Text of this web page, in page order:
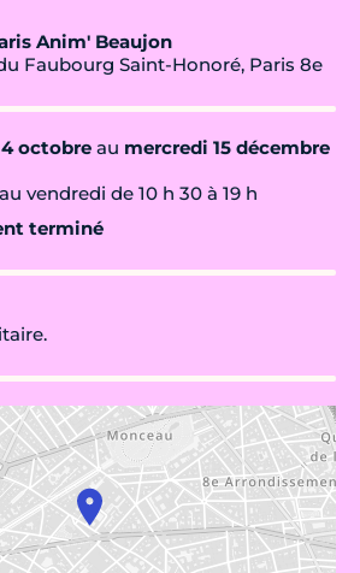
Anim' Beaujon
Faubourg Saint-Honoré, Paris 8e
octobre au mercredi 15 décembre
vendredi de 10 h 30 à 19 h
terminé